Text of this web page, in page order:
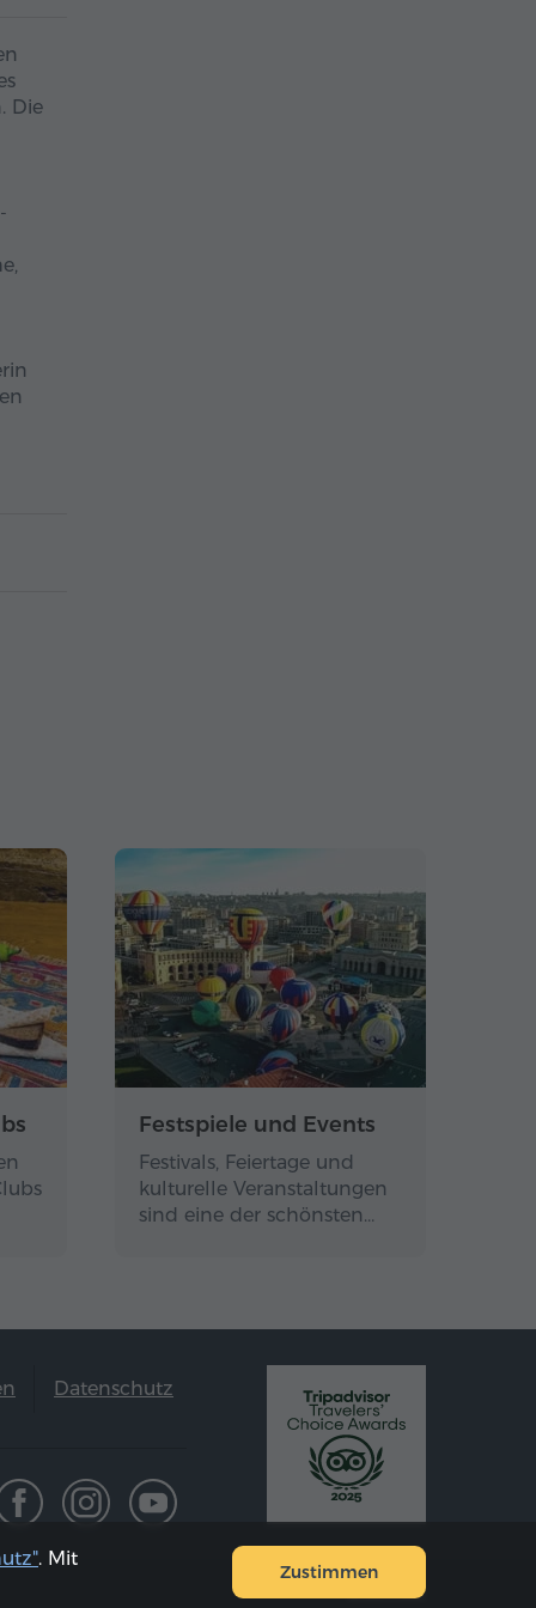
Die
Festspiele und Events
Festivals, Feiertage und
kulturelle Veranstaltungen
sind eine der schönsten…
Datenschutz
Sitemap
. Mit
Zustimmen